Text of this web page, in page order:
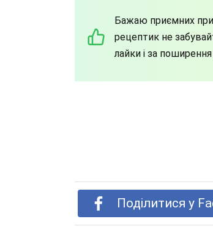
Бажаю приємних
рецептик не
лайки і за
Поділитися у